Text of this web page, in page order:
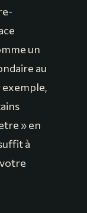
un
au
exemple,
» en
à